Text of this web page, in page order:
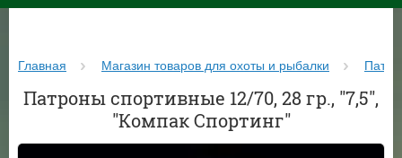
Главная Магазин товаров для охоты и рыбалки
Патроны спортивные 12/70, 28 гр., "7,5",
"Компак Спортинг"